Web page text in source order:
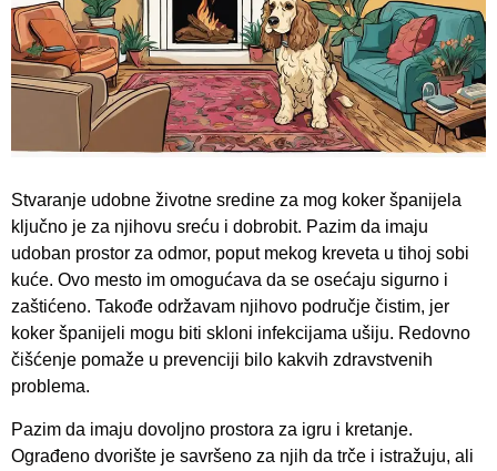
Stvaranje udobne životne sredine za mog koker španijela
ključno je za njihovu sreću i dobrobit. Pazim da imaju
udoban prostor za odmor, poput mekog kreveta u tihoj sobi
kuće. Ovo mesto im omogućava da se osećaju sigurno i
zaštićeno. Takođe održavam njihovo područje čistim, jer
koker španijeli mogu biti skloni infekcijama ušiju. Redovno
čišćenje pomaže u prevenciji bilo kakvih zdravstvenih
problema.
Pazim da imaju dovoljno prostora za igru i kretanje.
Ograđeno dvorište je savršeno za njih da trče i istražuju, ali